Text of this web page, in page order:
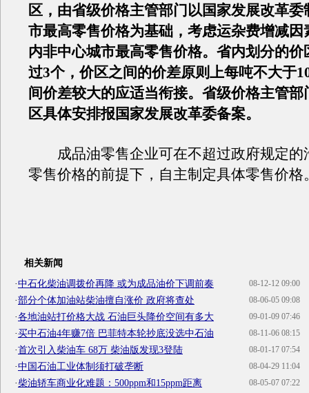
区，由省级价格主管部门以国家发展改革委
市最高零售价格为基础，考虑运杂费增减因
内非中心城市最高零售价格。省内划分的价
过3个，价区之间的价差原则上每吨不大于
间价差较大的应适当衔接。省级价格主管部
区具体安排报国家发展改革委备案。
成品油零售企业可在不超过政府规定的
零售价格的前提下，自主制定具体零售价格
相关新闻
08-12-12 09:00
·中石化柴油调拨价再降 或为成品油价下调前奏
08-06-05 09:08
·部分个体加油站柴油擅自涨价 政府将查处
09-01-09 07:46
·各地油站打价格大战 石油巨头降价空间有多大
08-11-06 08:15
·买中石油4年赚7倍 巴菲特本轮抄底没选中石油
08-01-17 07:54
·首次引入柴油车 68万 柴油版发现3登陆
08-04-29 11:04
·中国石油工业体制须打破垄断
08-05-07 07:22
·柴油轿车商业化难题：500ppm和15ppm距离